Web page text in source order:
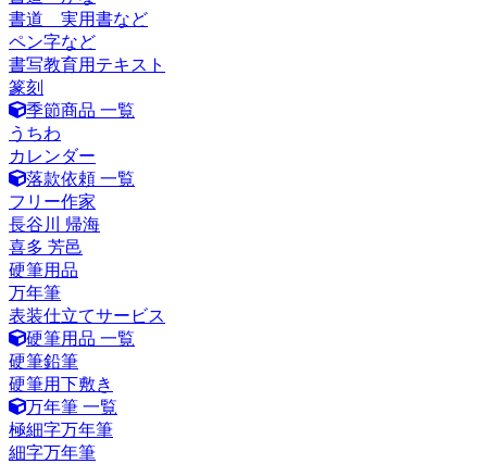
書道 実用書など
ペン字など
書写教育用テキスト
篆刻
季節商品 一覧
うちわ
カレンダー
落款依頼 一覧
フリー作家
長谷川 帰海
喜多 芳邑
硬筆用品
万年筆
表装仕立てサービス
硬筆用品 一覧
硬筆鉛筆
硬筆用下敷き
万年筆 一覧
極細字万年筆
細字万年筆